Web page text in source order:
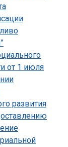
от 1 июля
развития